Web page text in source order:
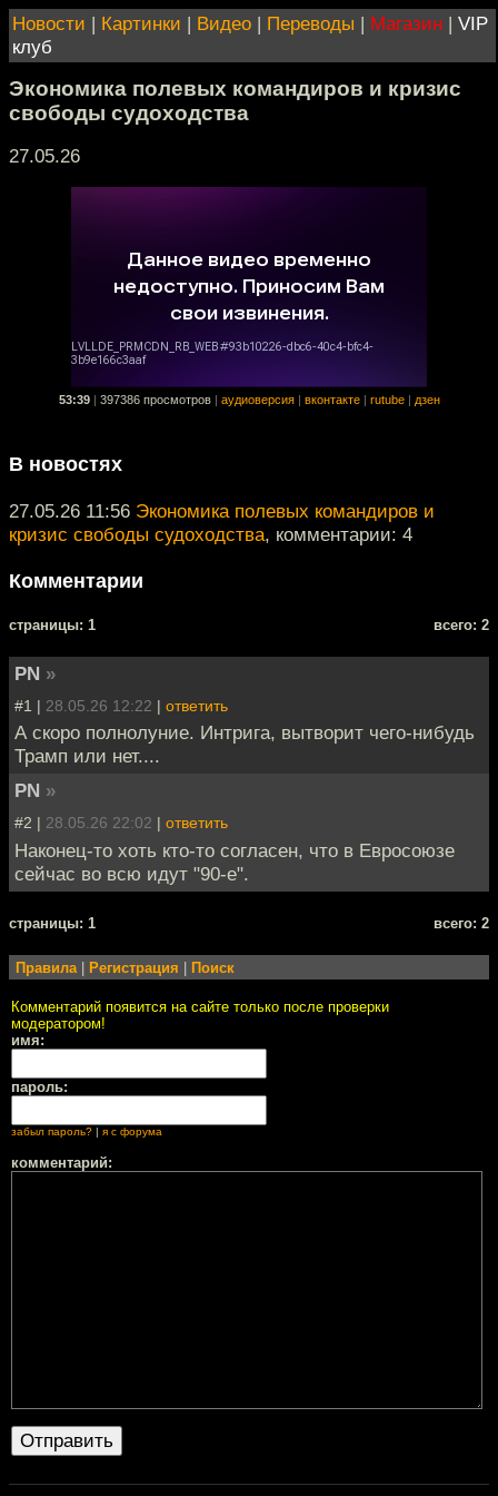
Новости | Картинки | Видео | Переводы | Магазин | VIP
клуб
Экономика полевых командиров и кризис
свободы судоходства
27.05.26
53:39 397386 просмотров аудиоверсия вконтакте rutube дзен
В новостях
27.05.26 11:56 Экономика полевых командиров и
кризис свободы судоходства, комментарии: 4
Комментарии
cтраницы: 1 всего: 2
PN »
#1 | 28.05.26 12:22 | ответить
А скоро полнолуние. Интрига, вытворит чего-нибудь
Трамп или нет....
PN »
#2 | 28.05.26 22:02 | ответить
Наконец-то хоть кто-то согласен, что в Евросоюзе
сейчас во всю идут "90-е".
cтраницы: 1 всего: 2
Правила | Регистрация | Поиск
Комментарий появится на сайте только после проверки
модератором!
имя:
пароль:
забыл пароль? | я с форума
комментарий: